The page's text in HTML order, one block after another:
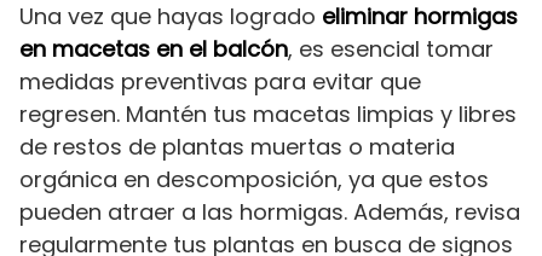
Una vez que hayas logrado eliminar hormigas
en macetas en el balcón, es esencial tomar
medidas preventivas para evitar que
regresen. Mantén tus macetas limpias y libres
de restos de plantas muertas o materia
orgánica en descomposición, ya que estos
pueden atraer a las hormigas. Además, revisa
regularmente tus plantas en busca de signos